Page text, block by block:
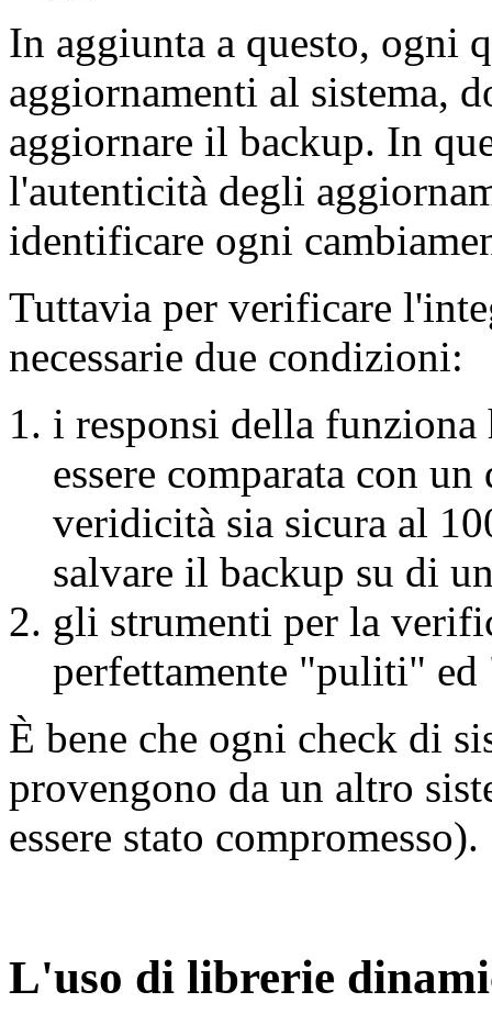
In aggiunta a questo, ogni
aggiornamenti al sistema,
aggiornare il backup. In
l'autenticità degli
identificare ogni
Tuttavia per verificare
necessarie due condizioni:
i responsi della funziona
essere comparata con
veridicità sia sicura al
salvare il backup su di
gli strumenti per la
perfettamente "puliti"
È bene che ogni check di
provengono da un altro
essere stato compromesso).
L'uso di librerie